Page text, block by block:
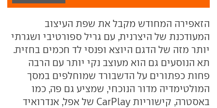
הזאפירה המחודש מקבל את שפת העיצוב
המעודכנת של היצרנית, עם גריל ספורטיבי ושגרתי
יותר מזה של הדגם היוצא ופנסי לד חכמים בחזית.
תא הנוסעים גם הוא מעוצב נקי יותר עם הרבה
פחות כפתורים על הדשבורד שמוחלפים במסך
המולטימדיה מדור הנוכחי, שמציע גם פה, כמו
באסטרה, קישוריות CarPlay של אפל, אנדרואיד